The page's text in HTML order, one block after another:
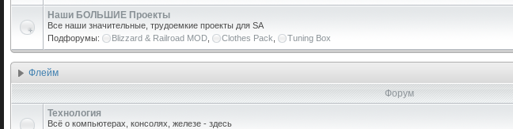
Наши БОЛЬШИЕ Проекты
Все наши значительные, трудоемкие проекты для SA
Подфорумы:
Blizzard & Railroad MOD Clothes Pack Tuning Box
Флейм
Форум
Технология
Всё о компьютерах, консолях, железе - здесь